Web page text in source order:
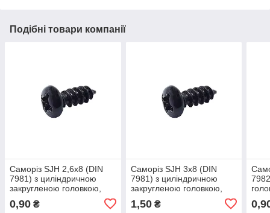
Подібні товари компанії
Саморіз SJH 2,6х8 (DIN
7981) з циліндричною
закругленою головкою,
0,90 ₴
Саморіз SJH 3х8 (DIN
7981) з циліндричною
закругленою головкою,
1,50₴